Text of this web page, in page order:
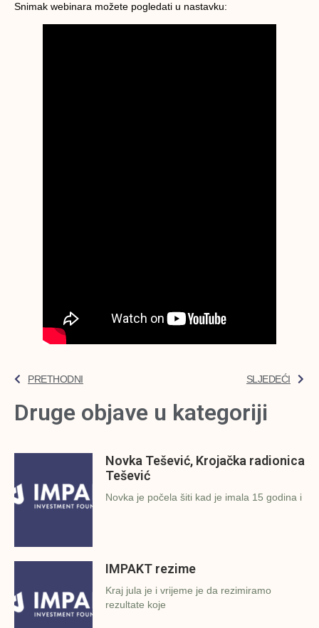
Snimak webinara možete pogledati u nastavku:
PRETHODNI SLJEDEĆI
Druge objave u kategoriji
Novka Tešević, Krojačka radionica
Tešević
Novka je počela šiti kad je imala 15 godina i
IMPAKT rezime
Kraj jula je i vrijeme je da rezimiramo
rezultate koje